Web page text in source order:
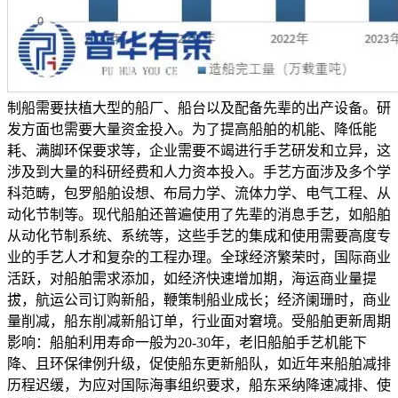
制船需要扶植大型的船厂、船台以及配备先辈的出产设备。研
发方面也需要大量资金投入。为了提高船舶的机能、降低能
耗、满脚环保要求等，企业需要不竭进行手艺研发和立异，这
涉及到大量的科研经费和人力资本投入。手艺方面涉及多个学
科范畴，包罗船舶设想、布局力学、流体力学、电气工程、从
动化节制等。现代船舶还普遍使用了先辈的消息手艺，如船舶
从动化节制系统、系统等，这些手艺的集成和使用需要高度专
业的手艺人才和复杂的工程办理。全球经济繁荣时，国际商业
活跃，对船舶需求添加，如经济快速增加期，海运商业量提
拔，航运公司订购新船，鞭策制船业成长；经济阑珊时，商业
量削减，船东削减新船订单，行业面对窘境。受船舶更新周期
影响：船舶利用寿命一般为20-30年，老旧船舶手艺机能下
降、且环保律例升级，促使船东更新船队，如近年来船舶减排
历程迟缓，为应对国际海事组织要求，船东采纳降速减排、使